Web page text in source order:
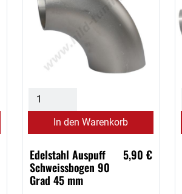
In den Warenkorb
Edelstahl Auspuff
Schweissbogen 90
Grad 45 mm
5,90 €